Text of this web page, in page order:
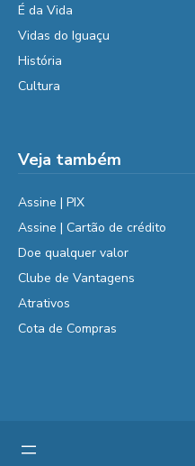
É da Vida
Vidas do Iguaçu
História
Cultura
Veja também
Assine | PIX
Assine | Cartão de crédito
Doe qualquer valor
Clube de Vantagens
Atrativos
Cota de Compras